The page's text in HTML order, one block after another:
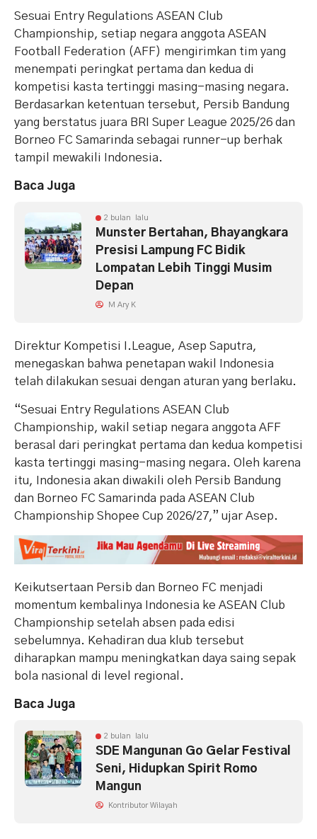
Sesuai Entry Regulations ASEAN Club
Championship, setiap negara anggota ASEAN
Football Federation (AFF) mengirimkan tim yang
menempati peringkat pertama dan kedua di
kompetisi kasta tertinggi masing-masing negara.
Berdasarkan ketentuan tersebut, Persib Bandung
yang berstatus juara BRI Super League 2025/26 dan
Borneo FC Samarinda sebagai runner-up berhak
tampil mewakili Indonesia.
Baca Juga
2 bulan lalu
Munster Bertahan, Bhayangkara
Presisi Lampung FC Bidik
Lompatan Lebih Tinggi Musim
Depan
M Ary K
Direktur Kompetisi I.League, Asep Saputra,
menegaskan bahwa penetapan wakil Indonesia
telah dilakukan sesuai dengan aturan yang berlaku.
“Sesuai Entry Regulations ASEAN Club
Championship, wakil setiap negara anggota AFF
berasal dari peringkat pertama dan kedua kompetisi
kasta tertinggi masing-masing negara. Oleh karena
itu, Indonesia akan diwakili oleh Persib Bandung
dan Borneo FC Samarinda pada ASEAN Club
Championship Shopee Cup 2026/27,” ujar Asep.
Keikutsertaan Persib dan Borneo FC menjadi
momentum kembalinya Indonesia ke ASEAN Club
Championship setelah absen pada edisi
sebelumnya. Kehadiran dua klub tersebut
diharapkan mampu meningkatkan daya saing sepak
bola nasional di level regional.
Baca Juga
2 bulan lalu
SDE Mangunan Go Gelar Festival
Seni, Hidupkan Spirit Romo
Mangun
Kontributor Wilayah